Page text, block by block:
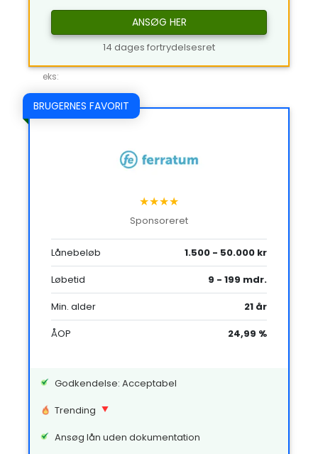
ANSØG HER
14 dages fortrydelsesret
eks:
BRUGERNES FAVORIT
★★★★
Sponsoreret
Lånebeløb
1.500 - 50.000 kr
Løbetid
9 - 199 mdr.
Min. alder
21 år
ÅOP
24,99 %
Godkendelse: Acceptabel
Trending
Ansøg lån uden dokumentation